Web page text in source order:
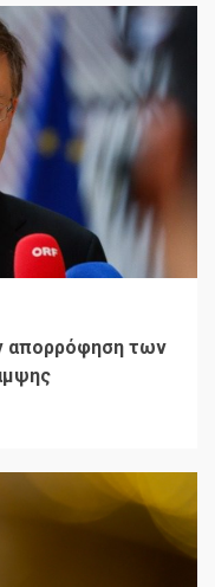
απορρόφηση των